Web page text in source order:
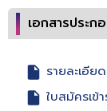
เอกสารประก
รายละเอี
ใบสมัครเข้